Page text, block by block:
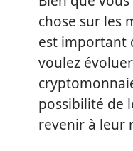
chose sur les
est important
voulez
possibilité de
revenir à leur